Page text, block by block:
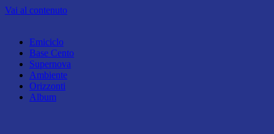
Vai al contenuto
Emiciclo
Base Cento
Supernova
Ambiente
Orizzonti
Album